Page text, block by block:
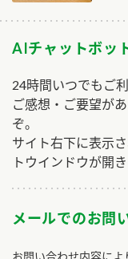
AIチャットボッ
24時間いつでもご
ご感想・ご要望が
ぞ。
サイト右下に表示
トウインドウが開き
メールでのお問